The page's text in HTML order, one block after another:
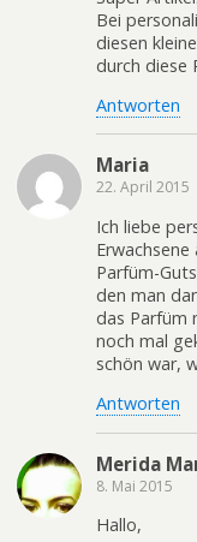
Bei
diesen
durch diese
Antworten
Maria
22. April 2015
Ich liebe
Parfüm-
den man
das Parfüm
noch mal
schön war,
Antworten
Merida
8. Mai 2015
Hallo,